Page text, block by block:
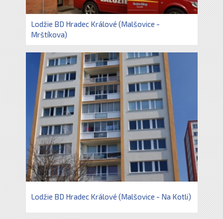
Lodžie BD Hradec Králové (Malšovice -
Mrštíkova)
Lodžie BD Hradec Králové (Malšovice - Na Kotli)